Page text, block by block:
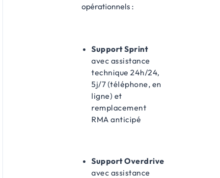
opérationnels :​
Support Sprint
avec assistance
technique 24h/24,
5j/7 (téléphone, en
ligne) et
remplacement
RMA anticipé
Support Overdrive
avec assistance